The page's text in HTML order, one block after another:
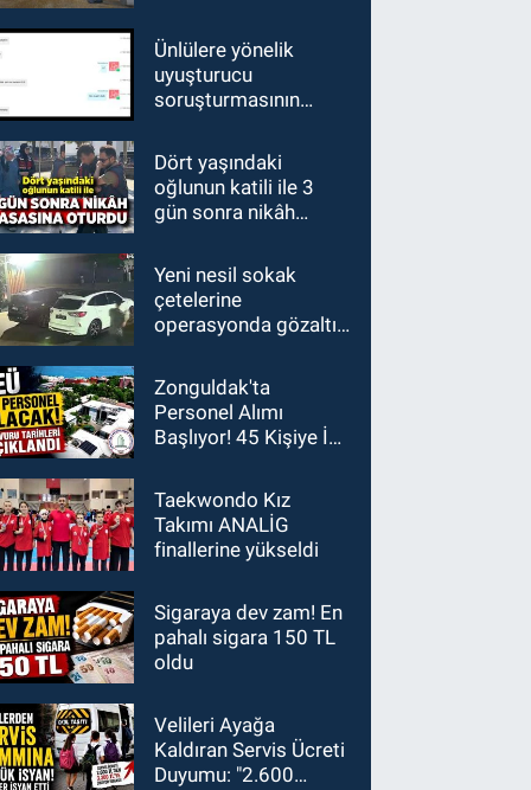
Ünlülere yönelik
uyuşturucu
soruşturmasının
tutuklandı
Dört yaşındaki
oğlunun katili ile 3
gün sonra nikâh
Yeni nesil sokak
çetelerine
operasyonda gözaltı
Zonguldak'ta
Personel Alımı
Başlıyor! 45 Kişiye İş
Taekwondo Kız
Takımı ANALİG
finallerine yükseldi
Sigaraya dev zam! En
pahalı sigara 150 TL
oldu
Velileri Ayağa
Kaldıran Servis Ücreti
Duyumu: "2.600